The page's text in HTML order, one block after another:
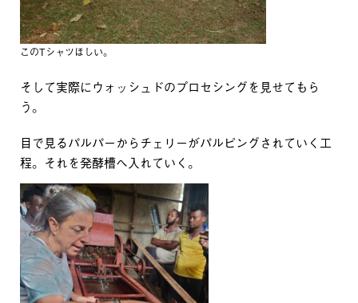
このTシャツほしい。
そして実際にウォッシュドのプロセシングを見せてもら
う。
目で見るパルパーからチェリーがパルピングされていく工
程。それを発酵槽へ入れていく。